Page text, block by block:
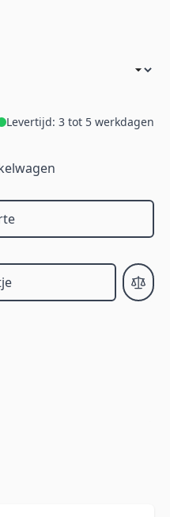
Levertijd: 3 tot 5 werkdagen